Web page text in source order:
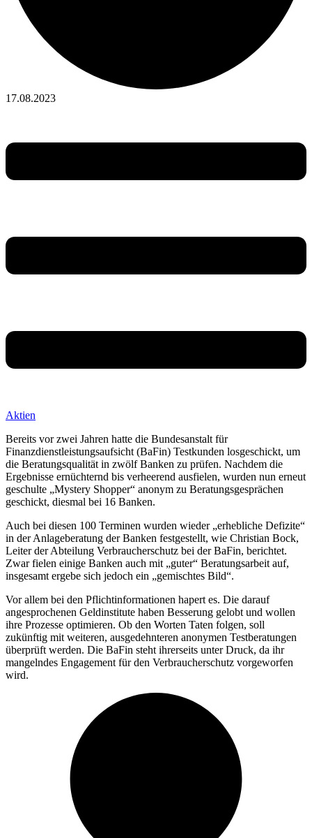
17.08.2023
Aktien
Bereits vor zwei Jahren hatte die Bundesanstalt für
Finanzdienstleistungsaufsicht (BaFin) Testkunden losgeschickt, um
die Beratungsqualität in zwölf Banken zu prüfen. Nachdem die
Ergebnisse ernüchternd bis verheerend ausfielen, wurden nun erneut
geschulte „Mystery Shopper“ anonym zu Beratungsgesprächen
geschickt, diesmal bei 16 Banken.
Auch bei diesen 100 Terminen wurden wieder „erhebliche Defizite“
in der Anlageberatung der Banken festgestellt, wie Christian Bock,
Leiter der Abteilung Verbraucherschutz bei der BaFin, berichtet.
Zwar fielen einige Banken auch mit „guter“ Beratungsarbeit auf,
insgesamt ergebe sich jedoch ein „gemischtes Bild“.
Vor allem bei den Pflichtinformationen hapert es. Die darauf
angesprochenen Geldinstitute haben Besserung gelobt und wollen
ihre Prozesse optimieren. Ob den Worten Taten folgen, soll
zukünftig mit weiteren, ausgedehnteren anonymen Testberatungen
überprüft werden. Die BaFin steht ihrerseits unter Druck, da ihr
mangelndes Engagement für den Verbraucherschutz vorgeworfen
wird.